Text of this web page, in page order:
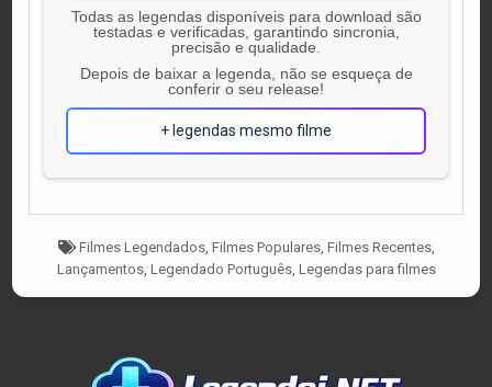
Todas as legendas disponíveis para download são
testadas e verificadas, garantindo sincronia,
precisão e qualidade.
Depois de baixar a legenda, não se esqueça de
conferir o seu release!
+ legendas mesmo filme
Tagged
Filmes Legendados, Filmes Populares, Filmes Recentes,
Lançamentos, Legendado Português, Legendas para filmes